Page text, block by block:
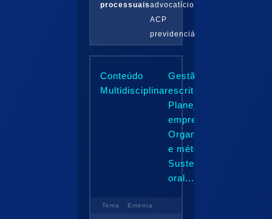
processuaisadvocatícios,
ACP
previdenciária...
Conteúdo
Multidisciplinar
Gestão de
escritórios.
Planejamento
empresarial.
Organização
e método.
Sustentação
oral...
Tema Ementa